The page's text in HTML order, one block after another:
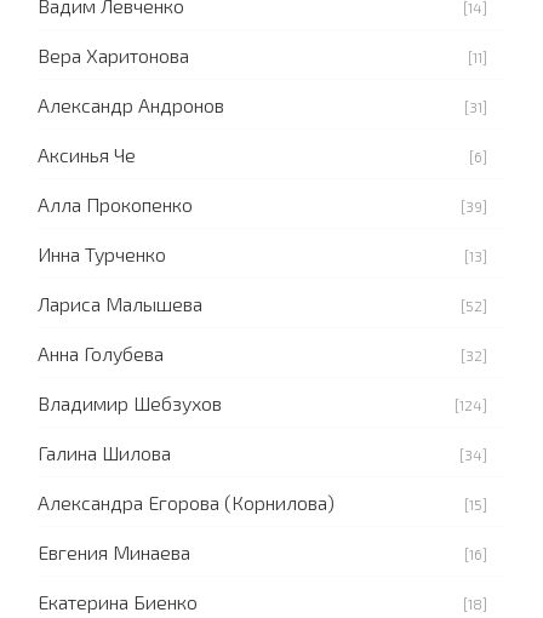
Вадим Левченко [14]
Вера Харитонова [11]
Александр Андронов [31]
Аксинья Че [6]
Алла Прокопенко [39]
Инна Турченко [13]
Лариса Малышева [52]
Анна Голубева [32]
Владимир Шебзухов [124]
Галина Шилова [34]
Александра Егорова (Корнилова) [15]
Евгения Минаева [16]
Екатерина Биенко [18]